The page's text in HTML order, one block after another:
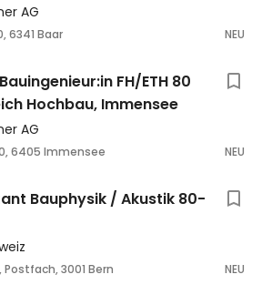
AG
6341 Baar NEU
FH/ETH 80
Hochbau, Immensee
AG
6405 Immensee NEU
Bauphysik / Akustik 80-
3001 Bern NEU